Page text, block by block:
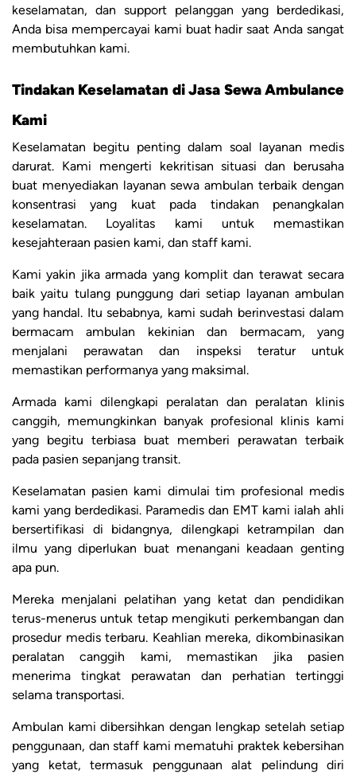
keselamatan, dan support pelanggan yang berdedikasi,
Anda bisa mempercayai kami buat hadir saat Anda sangat
membutuhkan kami.
Tindakan Keselamatan di Jasa Sewa Ambulance
Kami
Keselamatan begitu penting dalam soal layanan medis
darurat. Kami mengerti kekritisan situasi dan berusaha
buat menyediakan layanan sewa ambulan terbaik dengan
konsentrasi yang kuat pada tindakan penangkalan
keselamatan. Loyalitas kami untuk memastikan
kesejahteraan pasien kami, dan staff kami.
Kami yakin jika armada yang komplit dan terawat secara
baik yaitu tulang punggung dari setiap layanan ambulan
yang handal. Itu sebabnya, kami sudah berinvestasi dalam
bermacam ambulan kekinian dan bermacam, yang
menjalani perawatan dan inspeksi teratur untuk
memastikan performanya yang maksimal.
Armada kami dilengkapi peralatan dan peralatan klinis
canggih, memungkinkan banyak profesional klinis kami
yang begitu terbiasa buat memberi perawatan terbaik
pada pasien sepanjang transit.
Keselamatan pasien kami dimulai tim profesional medis
kami yang berdedikasi. Paramedis dan EMT kami ialah ahli
bersertifikasi di bidangnya, dilengkapi ketrampilan dan
ilmu yang diperlukan buat menangani keadaan genting
apa pun.
Mereka menjalani pelatihan yang ketat dan pendidikan
terus-menerus untuk tetap mengikuti perkembangan dan
prosedur medis terbaru. Keahlian mereka, dikombinasikan
peralatan canggih kami, memastikan jika pasien
menerima tingkat perawatan dan perhatian tertinggi
selama transportasi.
Ambulan kami dibersihkan dengan lengkap setelah setiap
penggunaan, dan staff kami mematuhi praktek kebersihan
yang ketat, termasuk penggunaan alat pelindung diri